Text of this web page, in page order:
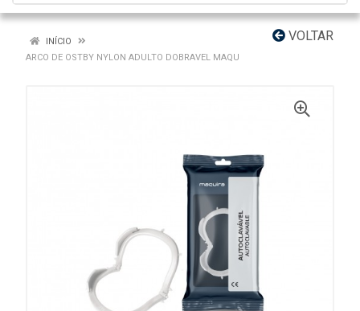
VOLTAR
INÍCIO
ARCO DE OSTBY NYLON ADULTO DOBRAVEL MAQU